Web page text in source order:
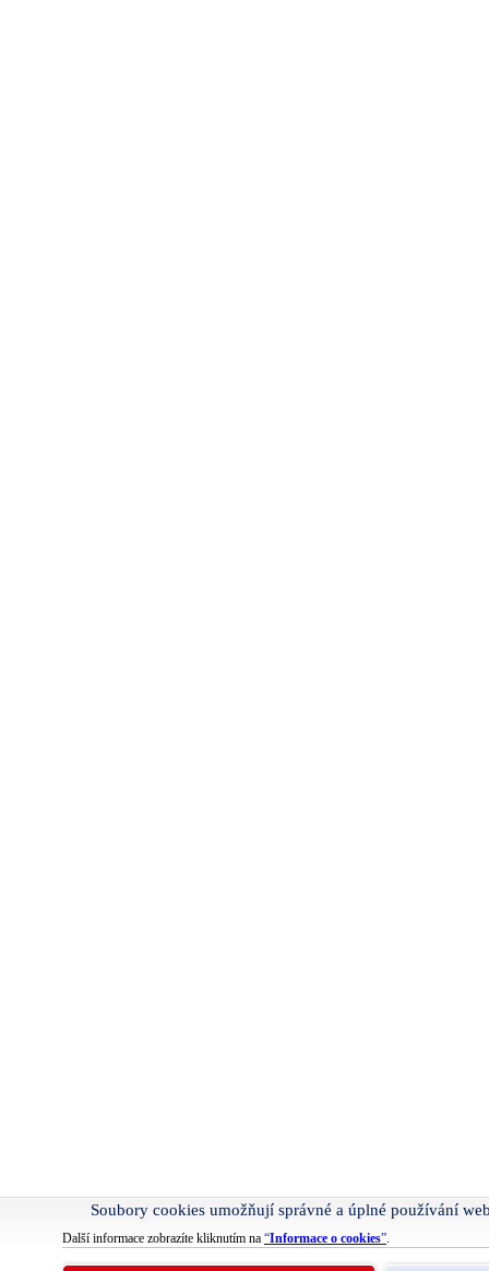
Soubory cookies umožňují správné a úplné používání
Další informace zobrazíte kliknutím na “Informace o cookies”.